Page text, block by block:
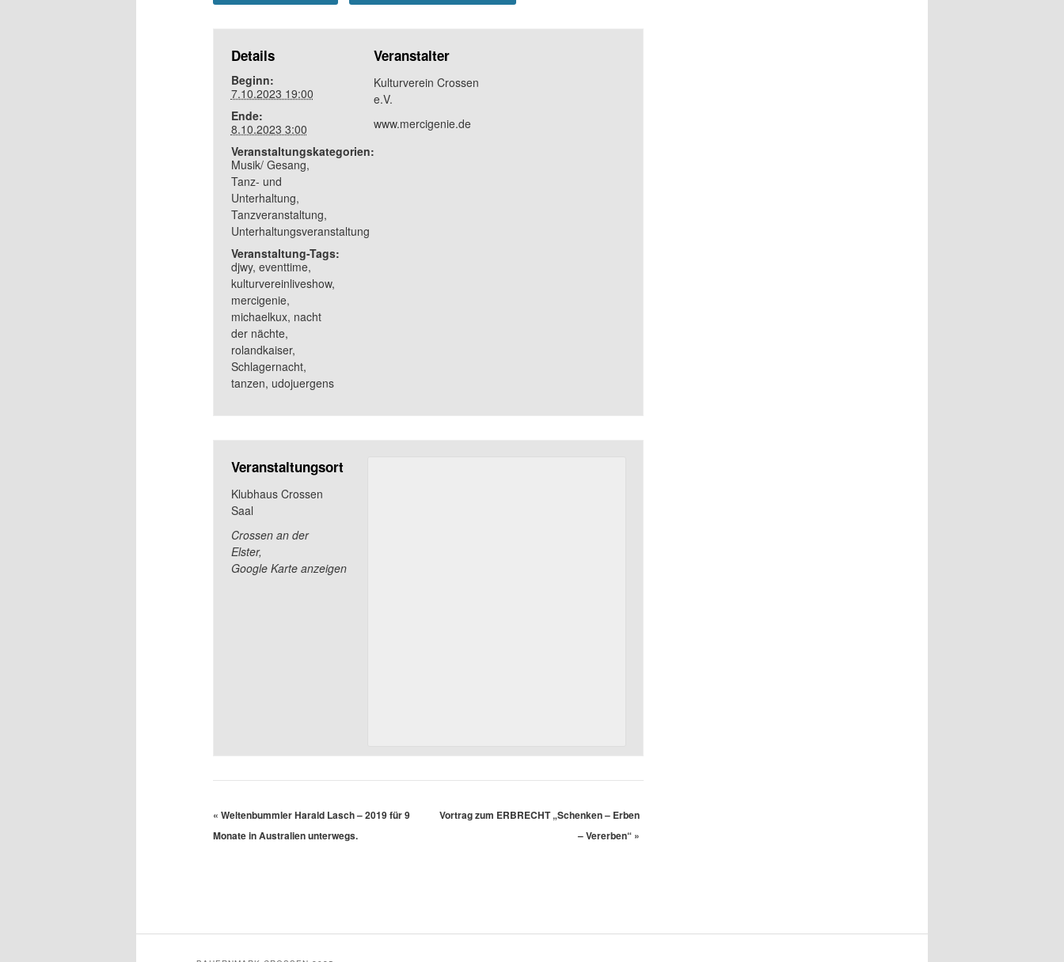
Details
Beginn:
7.10.2023 19:00
Ende:
8.10.2023 3:00
Veranstaltungskategorien:
Musik/ Gesang,
Tanz- und
Unterhaltung,
Tanzveranstaltung,
Unterhaltungsveranstaltung
Veranstaltung-Tags:
djwy, eventtime,
kulturvereinliveshow,
mercigenie,
michaelkux, nacht
der nächte,
rolandkaiser,
Schlagernacht,
tanzen, udojuergens
Veranstalter
Kulturverein Crossen
e.V.
www.mercigenie.de
Veranstaltungsort
Klubhaus Crossen
Saal
Crossen an der
Elster,
Google Karte anzeigen
« Weltenbummler Harald Lasch – 2019 für 9
Monate in Australien unterwegs.
Vortrag zum ERBRECHT „Schenken – Erben
– Vererben“ »